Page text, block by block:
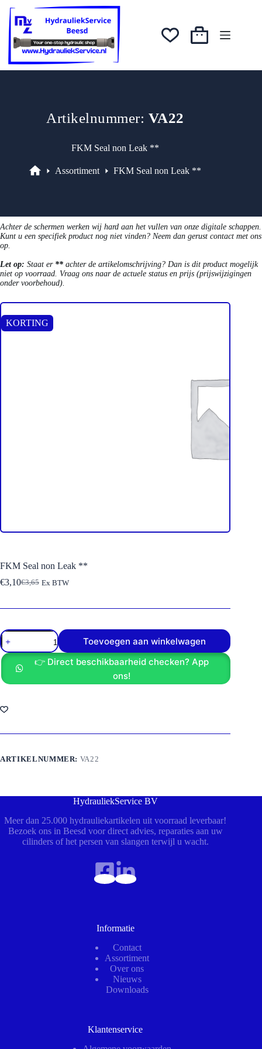
naar
inhoud
was:
€3,65.
€3,10.
Winkelwagen
Artikelnummer: VA22
FKM Seal non Leak **
Assortiment FKM Seal non Leak **
Achter de schermen werken wij hard aan het vullen van onze digitale schappen.
Kunt u een specifiek product nog niet vinden? Neem dan gerust contact met ons
op.
Let op: Staat er ** achter de artikelomschrijving? Dan is dit product mogelijk
niet op voorraad. Vraag ons naar de actuele status en prijs (prijswijzigingen
onder voorbehoud).
KORTING
FKM Seal non Leak **
€3,65
Oorspronkelijke
was:
€3,10Huidige
is:
Ex BTW
FKM
Seal
non
Leak
**
aantal
Toevoegen aan winkelwagen
👉 Direct beschikbaarheid checken? App
ons!
ARTIKELNUMMER: VA22
HydrauliekService BV
Meer dan 25.000 hydrauliekartikelen uit voorraad leverbaar!
Bezoek ons in Beesd voor direct advies, reparaties aan uw
cilinders of het persen van slangen terwijl u wacht.
Informatie
Contact
Assortiment
Over ons
Nieuws
Downloads
Klantenservice